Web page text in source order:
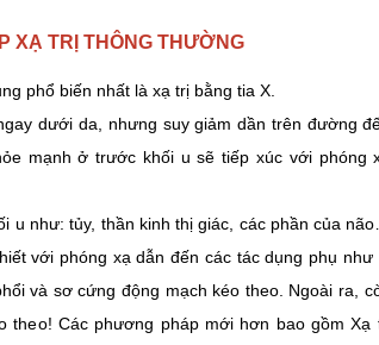
XẠ TRỊ THÔNG THƯỜNG
phổ biến nhất là xạ trị bằng tia X.
dưới da, nhưng suy giảm dần trên đường
mạnh ở trước khối u sẽ tiếp xúc với phóng
u như: tủy, thần kinh thị giác, các phần của
với phóng xạ dẫn đến các tác dụng phụ như
và sơ cứng động mạch kéo theo. Ngoài ra,
theo! Các phương pháp mới hơn bao gồm Xạ